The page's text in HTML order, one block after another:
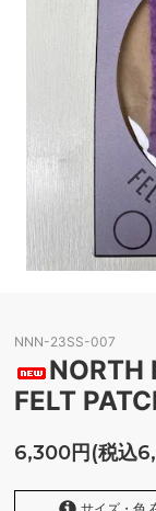
NNN-23SS-007
NORTH
FELT
6,300円(税込